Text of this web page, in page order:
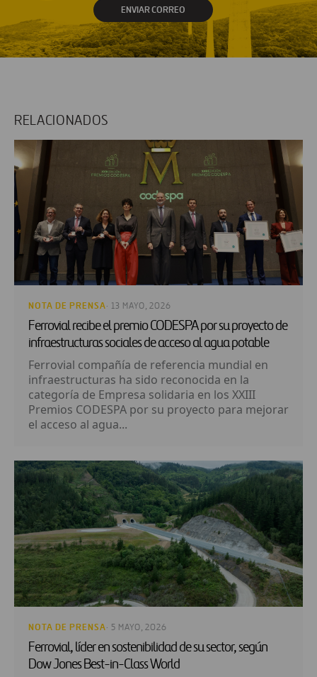
ENVIAR CORREO
RELACIONADOS
NOTA DE PRENSA· 13 MAYO, 2026
Ferrovial recibe el premio CODESPA por su proyecto de
infraestructuras sociales de acceso al agua potable
Ferrovial compañía de referencia mundial en
infraestructuras ha sido reconocida en la
categoría de Empresa solidaria en los XXIII
Premios CODESPA por su proyecto para mejorar
el acceso al agua...
NOTA DE PRENSA· 5 MAYO, 2026
Ferrovial, líder en sostenibilidad de su sector, según
Dow Jones Best-in-Class World